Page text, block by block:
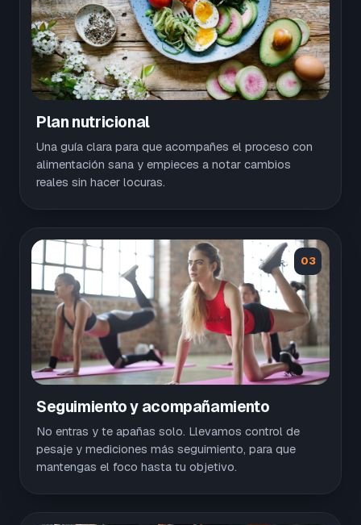
Plan nutricional
Una guía clara para que acompañes el proceso con
alimentación sana y empieces a notar cambios
reales sin hacer locuras.
03
Seguimiento y acompañamiento
No entras y te apañas solo. Llevamos control de
pesaje y mediciones más seguimiento, para que
mantengas el foco hasta tu objetivo.